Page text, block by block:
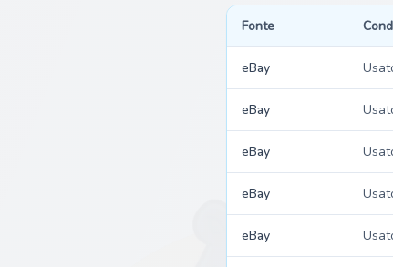
Fonte
eBay
eBay
eBay
eBay
eBay